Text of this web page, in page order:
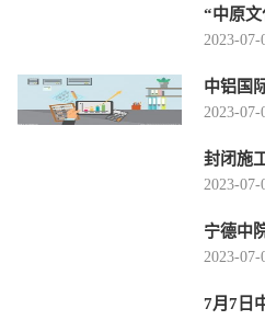
“中原
2023-07-
中铝国
2023-07-
封闭施
2023-07-
宁德中
2023-07-
7月7日